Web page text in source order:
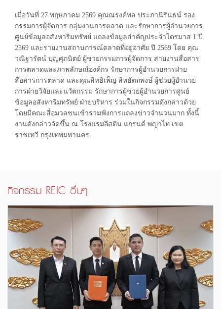
เมื่อวันที่ 27 พฤษภาคม 2569 คุณณรงค์พล ประภานิรินธน์ รอง
กรรมการผู้จัดการ กลุ่มงานการตลาด และรักษาการผู้อำนวยการ
ศูนย์ข้อมูลอสังหาริมทรัพย์ แถลงข้อมูลสำคัญประจำไตรมาส 1 ปี
2569 และรายงานสถานการณ์ตลาดที่อยู่อาศัย ปี 2569 โดย คุณ
วณิฐารัตน์ บุญศุภนิตย์ ผู้ช่วยกรรมการผู้จัดการ สายงานสื่อสาร
การตลาดและภาพลักษณ์องค์กร รักษาการผู้อำนวยการฝ่าย
สื่อสารการตลาด และคุณสิทธิเพ็ญ สิทธัตถพงษ์ ผู้ช่วยผู้อำนวย
การฝ่ายวิจัยและนวัตกรรม รักษาการผู้ช่วยผู้อำนวยการศูนย์
ข้อมูลอสังหาริมทรัพย์ ฝ่ายบริหาร ร่วมในกิจกรรมดังกล่าวด้วย
โดยมีคณะสื่อมวลชนเข้าร่วมฟังการแถลงข่าวจำนวนมาก ทั้งนี้
งานดังกล่าวจัดขึ้น ณ โรงแรมอีสติน แกรนด์ พญาไท เขต
ราชเทวี กรุงเทพมหานคร
กิจกรรม REIC อื่นๆ